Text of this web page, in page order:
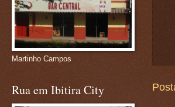
Martinho Campos
Rua em Ibitira City